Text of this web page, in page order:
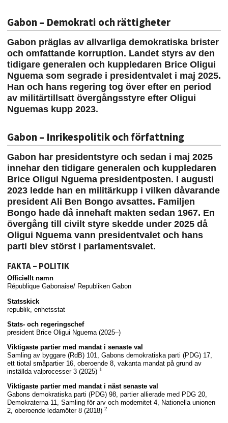
Gabon – Demokrati och rättigheter
Gabon präglas av allvarliga demokratiska brister
och omfattande korruption. Landet styrs av den
tidigare generalen och kuppledaren Brice Oligui
Nguema som segrade i presidentvalet i maj 2025.
Han och hans regering tog över efter en period
av militärtillsatt övergångsstyre efter Oligui
Nguemas kupp 2023.
Gabon – Inrikespolitik och författning
Gabon har presidentstyre och sedan i maj 2025
innehar den tidigare generalen och kuppledaren
Brice Oligui Nguema presidentposten. I augusti
2023 ledde han en militärkupp i vilken dåvarande
president Ali Ben Bongo avsattes. Familjen
Bongo hade då innehaft makten sedan 1967. En
övergång till civilt styre skedde under 2025 då
Oligui Nguema vann presidentvalet och hans
parti blev störst i parlamentsvalet.
FAKTA – POLITIK
Officiellt namn
République Gabonaise/ Republiken Gabon
Statsskick
republik, enhetsstat
Stats- och regeringschef
president Brice Oligui Nguema (2025–)
Viktigaste partier med mandat i senaste val
Samling av byggare (RdB) 101, Gabons demokratiska parti (PDG) 17,
ett tiotal småpartier 16, oberoende 8, vakanta mandat på grund av
inställda valprocesser 3 (2025) 1
Viktigaste partier med mandat i näst senaste val
Gabons demokratiska parti (PDG) 98, partier allierade med PDG 20,
Demokraterna 11, Samling för arv och modernitet 4, Nationella unionen
2, oberoende ledamöter 8 (2018) 2